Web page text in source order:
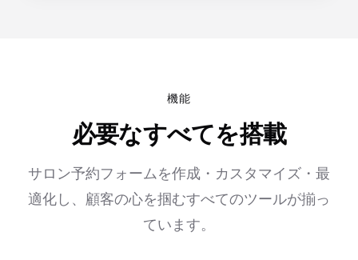
機能
必要なすべてを搭載
サロン予約フォームを作成・カスタマイズ・最
適化し、顧客の心を掴むすべてのツールが揃っ
ています。